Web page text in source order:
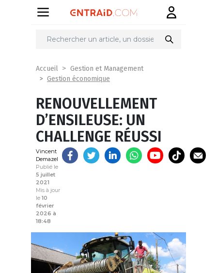
Partager
Accueil
Gestion et Management
Gestion économique
RENOUVELLEMENT
D’ENSILEUSE: UN
CHALLENGE RÉUSSI
Vincent
Demazel
Publié le
5 juillet
2021
Mis à jour
le 10
février
2026 à
18:48